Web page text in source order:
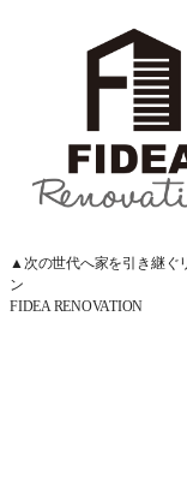
▲次の世代へ家を引き継ぐ
ン
FIDEA RENOVATION